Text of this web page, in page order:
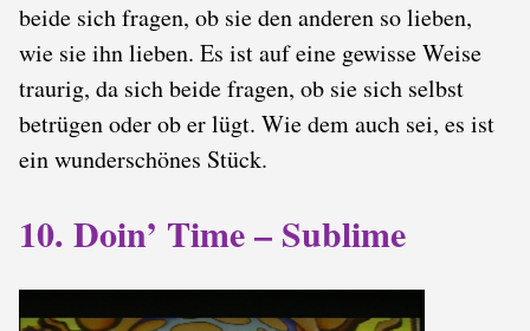
beide sich fragen, ob sie den anderen so lieben,
wie sie ihn lieben. Es ist auf eine gewisse Weise
traurig, da sich beide fragen, ob sie sich selbst
betrügen oder ob er lügt. Wie dem auch sei, es ist
ein wunderschönes Stück.
10. Doin’ Time – Sublime